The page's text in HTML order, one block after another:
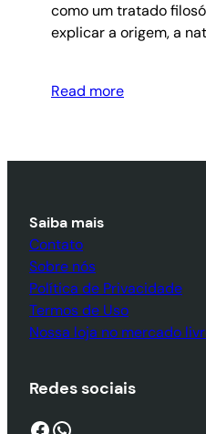
como um tratado
explicar a origem, a
Read more
Saiba mais
Contato
Sobre nós
Política de Privacidade
Termos de Uso
Nossa loja no mercado
Redes sociais